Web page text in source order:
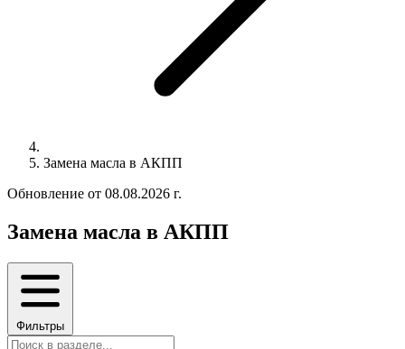
Замена масла в АКПП
Обновление от 08.08.2026 г.
Замена масла в АКПП
Фильтры